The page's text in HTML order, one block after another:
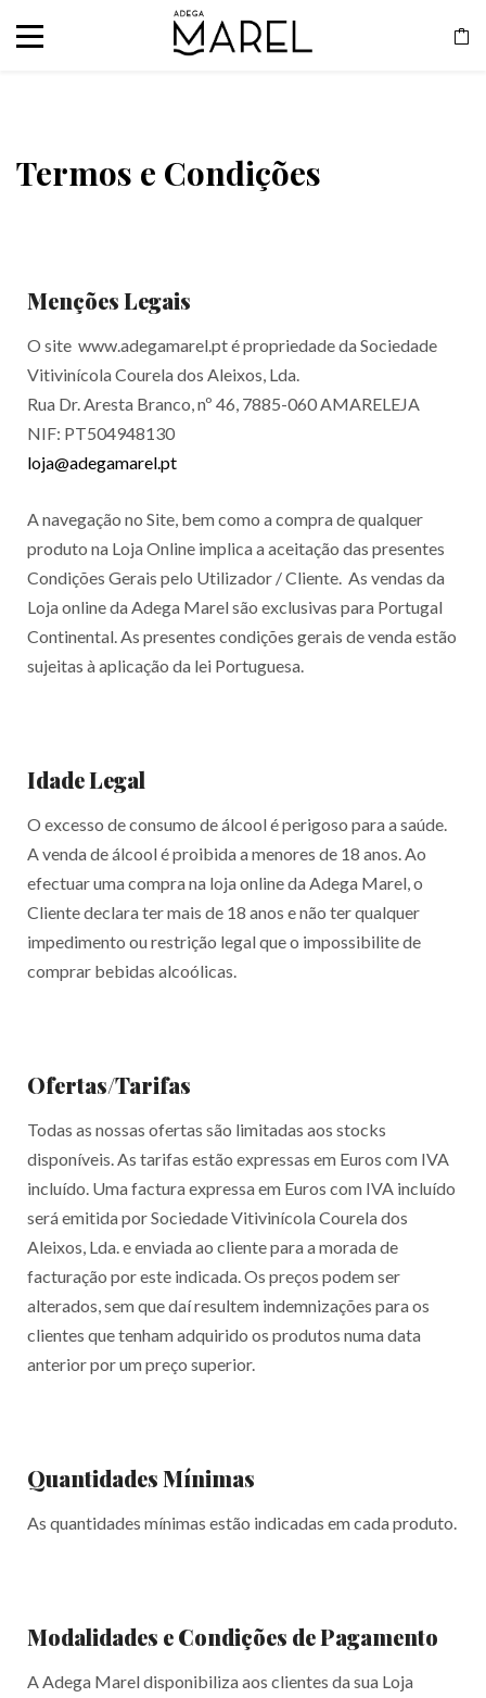
Termos e Condições
Menções Legais
O site www.adegamarel.pt é propriedade da Sociedade
Vitivinícola Courela dos Aleixos, Lda.
Rua Dr. Aresta Branco, nº 46, 7885-060 AMARELEJA
NIF: PT504948130
loja@adegamarel.pt
A navegação no Site, bem como a compra de qualquer
produto na Loja Online implica a aceitação das presentes
Condições Gerais pelo Utilizador / Cliente. As vendas da
Loja online da Adega Marel são exclusivas para Portugal
Continental. As presentes condições gerais de venda estão
sujeitas à aplicação da lei Portuguesa.
Idade Legal
O excesso de consumo de álcool é perigoso para a saúde.
A venda de álcool é proibida a menores de 18 anos. Ao
efectuar uma compra na loja online da Adega Marel, o
Cliente declara ter mais de 18 anos e não ter qualquer
impedimento ou restrição legal que o impossibilite de
comprar bebidas alcoólicas.
Ofertas/Tarifas
Todas as nossas ofertas são limitadas aos stocks
disponíveis. As tarifas estão expressas em Euros com IVA
incluído. Uma factura expressa em Euros com IVA incluído
será emitida por Sociedade Vitivinícola Courela dos
Aleixos, Lda. e enviada ao cliente para a morada de
facturação por este indicada. Os preços podem ser
alterados, sem que daí resultem indemnizações para os
clientes que tenham adquirido os produtos numa data
anterior por um preço superior.
Quantidades Mínimas
As quantidades mínimas estão indicadas em cada produto.
Modalidades e Condições de Pagamento
A Adega Marel disponibiliza aos clientes da sua Loja